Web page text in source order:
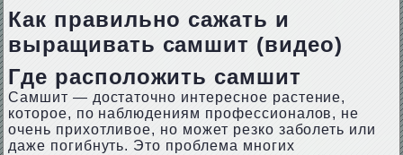
Как правильно сажать и
выращивать самшит (видео)
Где расположить самшит
Самшит — достаточно интересное растение,
которое, по наблюдениям профессионалов, не
очень прихотливое, но может резко заболеть или
даже погибнуть. Это проблема многих